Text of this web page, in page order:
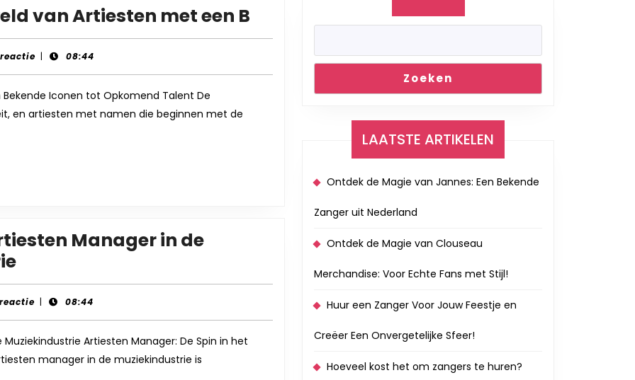
van Artiesten met een B
de
Boeiende
Wereld
| 08:44
Iconen tot Opkomend Talent De
en artiesten met namen die beginnen met de
Manager in de
De
Cruciale
Rol
van
de
Artiesten
| 08:44
Artiesten Manager: De Spin in het
manager in de muziekindustrie is
Zoeken
LAATSTE ARTIKELEN
Ontdek de Magie van Jannes: Een Bekende
Zanger uit Nederland
Ontdek de Magie van Clouseau
Merchandise: Voor Echte Fans met Stijl!
Huur een Zanger Voor Jouw Feestje en
Creëer Een Onvergetelijke Sfeer!
Hoeveel kost het om zangers te huren?